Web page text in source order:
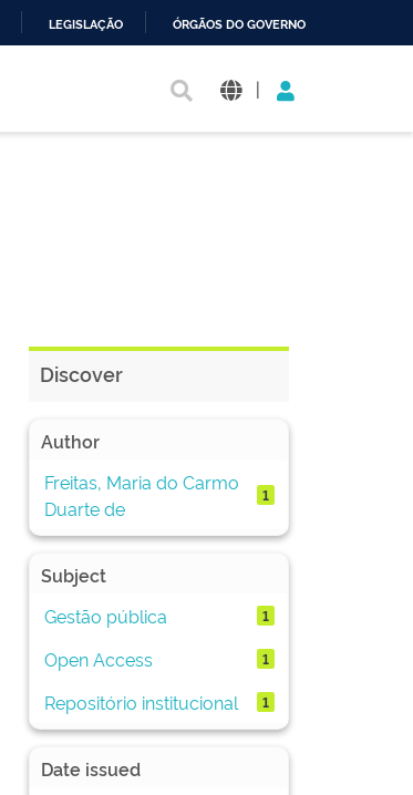
LEGISLAÇÃO ÓRGÃOS DO GOVERNO
|
Discover
Author
Freitas, Maria do Carmo
Duarte de
1
Subject
Gestão pública
1
Open Access 1
Repositório institucional 1
Date issued